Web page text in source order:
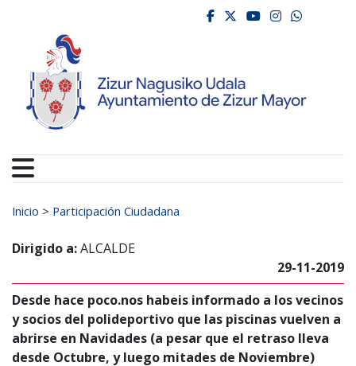
Ayuntamiento de
facebook
twitter
youtube
Buscar:
Inicio > Participación Ciudadana
Dirigido a:ALCALDE
29-11-2019
Desde hace poco.nos habeis informado a los vecinos
y socios del polideportivo que las piscinas vuelven a
abrirse en Navidades (a pesar que el retraso lleva
desde Octubre, y luego mitades de Noviembre)